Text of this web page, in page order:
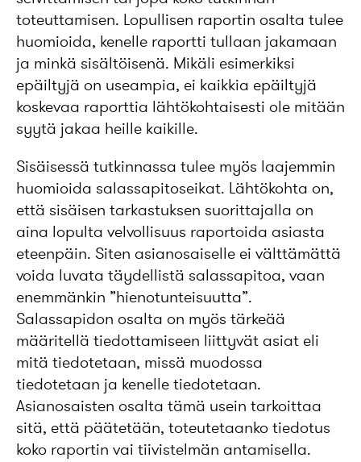
toteuttamisen. Lopullisen raportin osalta tulee
huomioida, kenelle raportti tullaan jakamaan
ja minkä sisältöisenä. Mikäli esimerkiksi
epäiltyjä on useampia, ei kaikkia epäiltyjä
koskevaa raporttia lähtökohtaisesti ole mitään
syytä jakaa heille kaikille.
Sisäisessä tutkinnassa tulee myös laajemmin
huomioida salassapitoseikat. Lähtökohta on,
että sisäisen tarkastuksen suorittajalla on
aina lopulta velvollisuus raportoida asiasta
eteenpäin. Siten asianosaiselle ei välttämättä
voida luvata täydellistä salassapitoa, vaan
enemmänkin ”hienotunteisuutta”.
Salassapidon osalta on myös tärkeää
määritellä tiedottamiseen liittyvät asiat eli
mitä tiedotetaan, missä muodossa
tiedotetaan ja kenelle tiedotetaan.
Asianosaisten osalta tämä usein tarkoittaa
sitä, että päätetään, toteutetaanko tiedotus
koko raportin vai tiivistelmän antamisella.